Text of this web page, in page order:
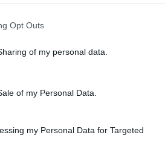
Opt Outs
of my personal data.
of my Personal Data.
my Personal Data for Targeted